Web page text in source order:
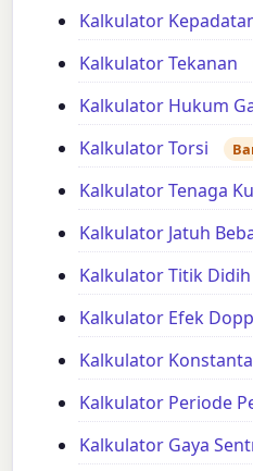
Kalkulator
Kalkulator Tekanan
Kalkulator Hukum
Kalkulator Torsi
Kalkulator Tenaga
Kalkulator Jatuh
Kalkulator Titik Didih
Kalkulator Efek
Kalkulator
Kalkulator Periode
Kalkulator Gaya